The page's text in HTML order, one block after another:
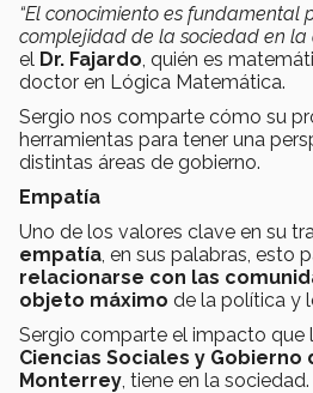
“El conocimiento es fundamental
complejidad de la sociedad en la
el Dr. Fajardo , quién es
doctor en Lógica Matemática.
Sergio nos comparte cómo su
herramientas para tener una
distintas áreas de gobierno.
Empatía
Uno de los valores clave en su
empatía , en sus palabras, esto
relacionarse con las
objeto máximo de la política y
Sergio comparte el impacto que
Ciencias Sociales y Gobierno
Monterrey , tiene en la sociedad.